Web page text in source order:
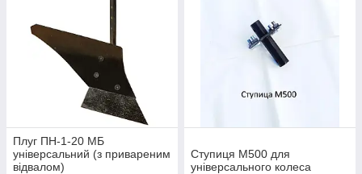
Плуг ПН-1-20 МБ
універсальний (з привареним
відвалом)
Ступиця М500 для
універсального колеса